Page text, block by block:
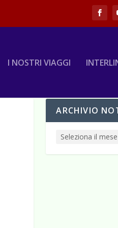
I NOSTRI VIAGGI
ARCHIVIO